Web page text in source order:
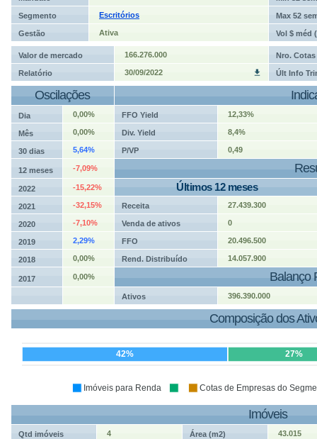
Segmento Escritórios Max 52
Gestão Ativa Vol $ méd
Valor de mercado 166.276.000 Nro. Cotas
Relatório 30/09/2022 Últ Info
Oscilações
Dia 0,00% FFO Yield 12,33%
Mês 0,00% Div. Yield 8,4%
30 dias 5,64% P/VP 0,49
12 meses -7,09%
2022 -15,22% Últimos 12 meses
2021 -32,15% Receita 27.439.300
2020 -7,10% Venda de ativos 0
2019 2,29% FFO 20.496.500
2018 0,00% Rend. Distribuído 14.057.900
2017 0,00% Balanço
Ativos 396.390.000
Composição dos
42% 27%
Imóveis para Renda Cotas de Empresas do
Imóveis
Qtd imóveis 4 Área (m2) 43.015